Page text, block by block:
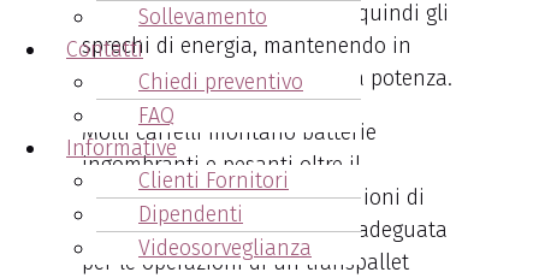
Sollevamento
Contatti
Chiedi preventivo
FAQ
Informative
Clienti Fornitori
Dipendenti
Videosorveglianza
totale sicurezza. Si riducono quindi gli
sprechi di energia, mantenendo in
maniera costante la massima potenza.
Molti carrelli montano batterie
ingombranti e pesanti oltre il
necessario. Una batteria agli ioni di
litio, di norma, offre energia adeguata
per le operazioni di un transpallet